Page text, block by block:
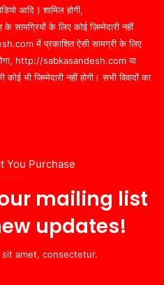
आदि ) शामिल होगी,
के लिए कोई ज़िम्मेदारी नहीं
में प्रकाशित ऐसी सामग्री के लिए
होगा, http://sabkasandesh.com या
भी जिम्मेदारी नहीं होगी। सभी विवादों का
You Purchase
mailing list
updates!
amet, consectetur.